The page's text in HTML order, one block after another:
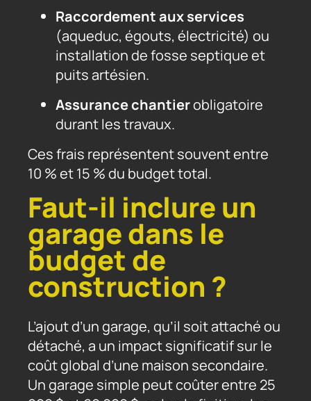
Raccordement aux services
(aqueduc, égouts, électricité) ou
installation de fosse septique et
puits artésien.
Assurance chantierobligatoire
durant les travaux.
Ces frais représentent souvent entre
10 % et 15 % du budget total.
Faut-il inclure un
garage dans le
budget de
construction ?
L’ajout d’un garage, qu’il soit attaché ou
détaché, a un impact significatif sur le
coût global d’une maison secondaire.
Un garage simple peut coûter entre 25